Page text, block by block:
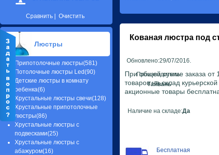
Кованая люстра под
Обновлено:29/07/2016.
Производитель:
Тайвань
Наличие на складе:Да
Бесплатная
При общей сумме заказа от
товаров на склад
акционные товары
Сравнить Очистить
Люстры
Припотолочные люстры(581)
Потолочные люстры Led(90)
Детские люстры в комнату
ребенка(6)
Хрустальные люстры свечи(128)
Хрустальные припотолочные
люстры(86)
Хрустальные люстры с
подвесками(25)
Хрустальные люстры с
абажуром(16)